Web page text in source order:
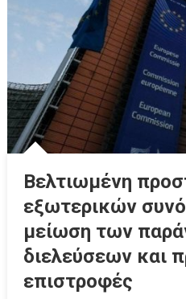
Βελτιωμένη
εξωτερικών
μείωση των
διελεύσεων και
επιστροφές